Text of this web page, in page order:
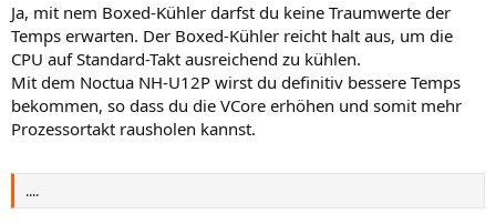
Ja, mit nem Boxed-Kühler darfst du keine Traumwerte der
Temps erwarten. Der Boxed-Kühler reicht halt aus, um die
CPU auf Standard-Takt ausreichend zu kühlen.
Mit dem Noctua NH-U12P wirst du definitiv bessere Temps
bekommen, so dass du die VCore erhöhen und somit mehr
Prozessortakt rausholen kannst.
....